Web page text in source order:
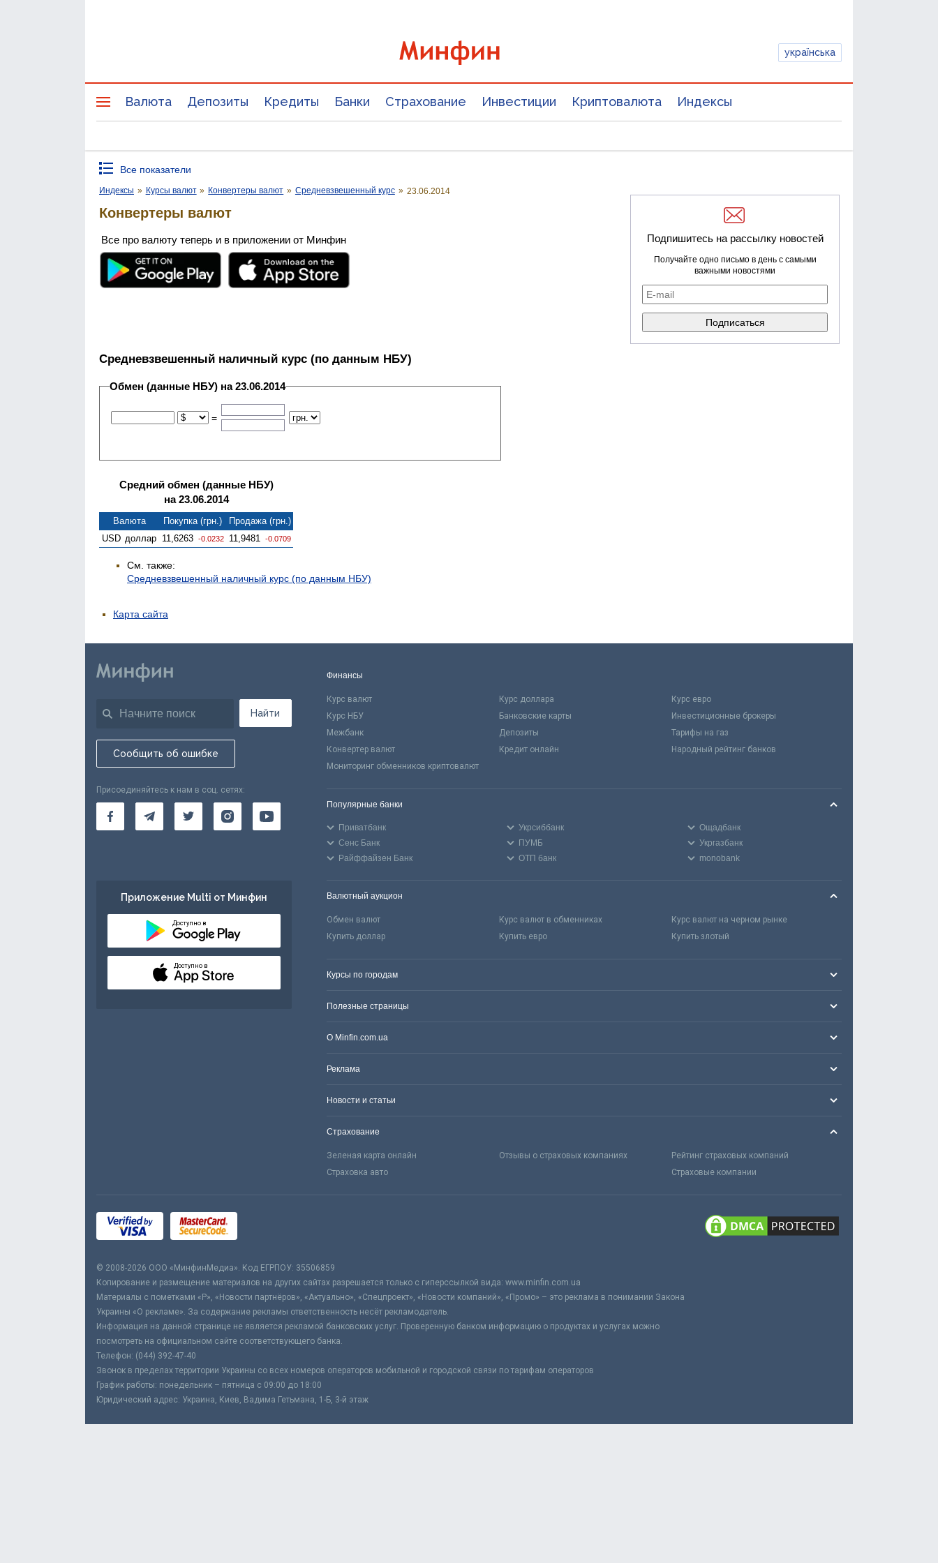
українська
Валюта Депозиты Кредиты Банки Страхование Инвестиции Криптовалюта Индексы
Все показатели
Индексы » Курсы валют » Конвертеры валют » Средневзвешенный курс » 23.06.2014
Конвертеры валют
Все про валюту теперь и в приложении от Минфин
Средневзвешенный наличный курс (по данным НБУ)
Обмен (данные НБУ) на 23.06.2014
=
Средний обмен (данные НБУ)
на 23.06.2014
Валюта Покупка (грн.)
Продажа (грн.)
USD доллар 11,6263 -0.0232 11,9481 -0.0709
См. также:
Средневзвешенный наличный курс (по данным НБУ)
Подпишитесь на рассылку новостей
Получайте одно письмо в день с самыми
важными новостями
Карта сайта
Найти
Сообщить об ошибке
Присоединяйтесь к нам в соц. сетях:
Приложение Multi от Минфин
Доступно в
Доступно в
Финансы
Курс валют Курс доллара
Курс евро
Курс НБУ
Банковские карты
Инвестиционные брокеры
Межбанк
Депозиты
Тарифы на газ
Конвертер валют
Кредит онлайн
Народный рейтинг банков
Мониторинг обменников криптовалют
Популярные банки
Приватбанк Укрсиббанк
Ощадбанк
Сенс Банк
ПУМБ
Укргазбанк
Райффайзен Банк
ОТП банк monobank
Валютный аукцион
Обмен валют Курс валют в обменниках
Курс валют на черном рынке
Купить доллар
Купить евро Купить злотый
Курсы по городам
Полезные страницы
О Minfin.com.ua
Реклама
Новости и статьи
Страхование
Зеленая карта онлайн Отзывы о страховых компаниях
Рейтинг страховых компаний
Страховка авто
Страховые компании
© 2008-2026 ООО «МинфинМедиа». Код ЕГРПОУ: 35506859
Копирование и размещение материалов на других сайтах разрешается только с гиперссылкой вида: www.minfin.com.ua
Материалы с пометками «Р», «Новости партнёров», «Актуально», «Спецпроект», «Новости компаний», «Промо» – это реклама в понимании Закона
Украины «О рекламе». За содержание рекламы ответственность несёт рекламодатель.
Информация на данной странице не является рекламой банковских услуг. Проверенную банком информацию о продуктах и услугах можно
посмотреть на официальном сайте соответствующего банка.
Телефон: (044) 392-47-40
Звонок в пределах территории Украины со всех номеров операторов мобильной и городской связи по тарифам операторов
График работы: понедельник – пятница с 09:00 до 18:00
Юридический адрес: Украина, Киев, Вадима Гетьмана, 1-Б, 3-й этаж